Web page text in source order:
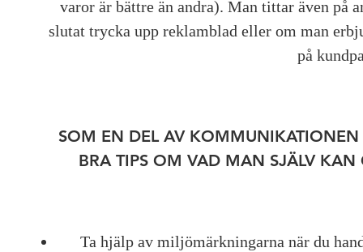
varor är bättre än andra). Man tittar även på
slutat trycka upp reklamblad eller om man
på
SOM EN DEL AV
BRA TIPS OM VAD MAN SJÄLV
Ta hjälp av miljömärkningarna när du